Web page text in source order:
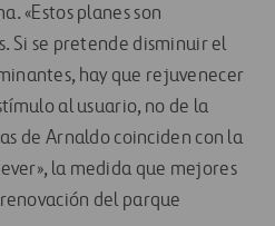
«Estos planes son
Si se pretende disminuir el
hay que rejuvenecer
al usuario, no de la
de Arnaldo coinciden con la
la medida que mejores
del parque